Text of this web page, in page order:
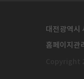
대전광역
홈페이지